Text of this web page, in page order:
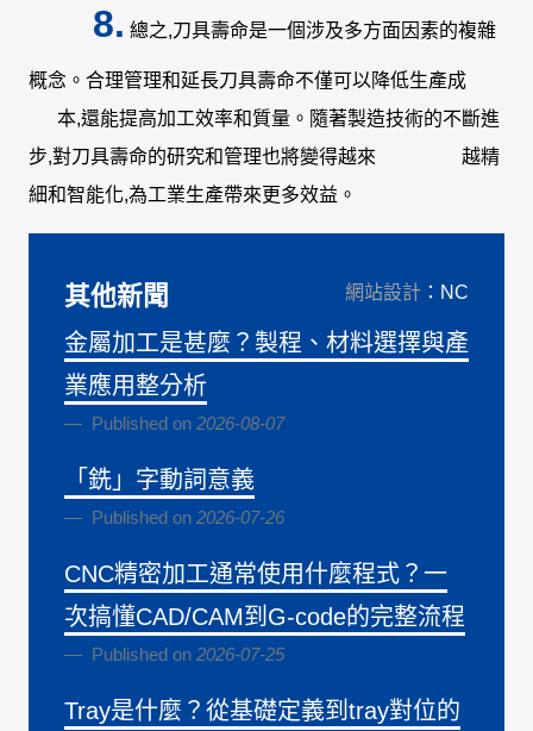
8. 總之,刀具壽命是一個涉及多方面因素的複雜
概念。合理管理和延長刀具壽命不僅可以降低生產成
本,還能提高加工效率和質量。隨著製造技術的不斷進
步,對刀具壽命的研究和管理也將變得越來 越精
細和智能化,為工業生產帶來更多效益。
其他新聞 網站設計 ：NC
金屬加工是甚麼？製程、材料選擇與產
業應用整分析
Published on 2026-08-07
「銑」字動詞意義
Published on 2026-07-26
CNC精密加工通常使用什麼程式？一
次搞懂CAD/CAM到G-code的完整流程
Published on 2026-07-25
Tray是什麼？從基礎定義到tray對位的